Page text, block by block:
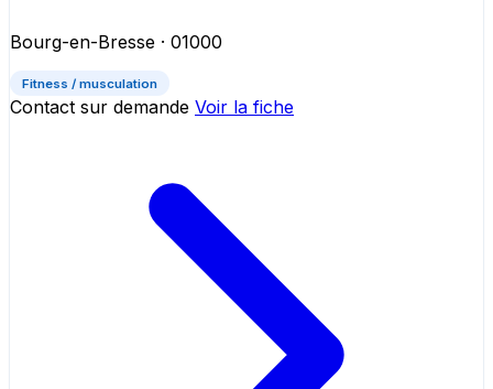
Bourg-en-Bresse · 01000
Fitness / musculation
Contact sur demande Voir la fiche